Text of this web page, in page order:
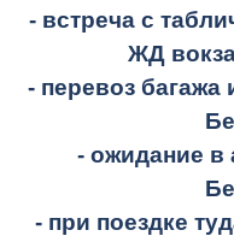
- встреча с
ЖД
- перевоз багажа
- ожидание в
- при поездке